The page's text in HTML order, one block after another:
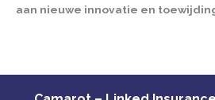
aan nieuwe innovatie en